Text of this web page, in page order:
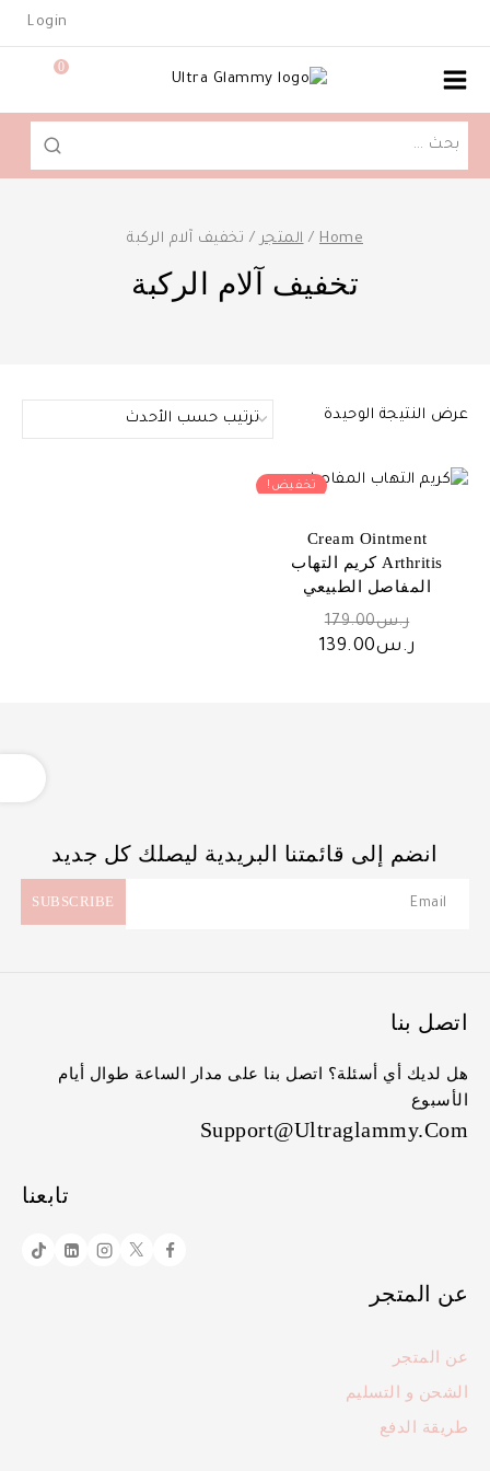
Login
0
البحث
Home
/ المتجر / تخفيف آلام الركبة
تخفيف آلام الركبة
عرض النتيجة الوحيدة
تخفيض!
Cream Ointment
Arthritis كريم التهاب
المفاصل الطبيعي
ر.س179.00السعر
الأصلي
ر.س139.00
انضم إلى قائمتنا البريدية ليصلك كل جديد
اتصل بنا
هل لديك أي أسئلة؟ اتصل بنا على مدار الساعة طوال أيام
الأسبوع
Support@ultraglammy.com
تابعنا
عن المتجر
عن المتجر
الشحن و التسليم
طريقة الدفع